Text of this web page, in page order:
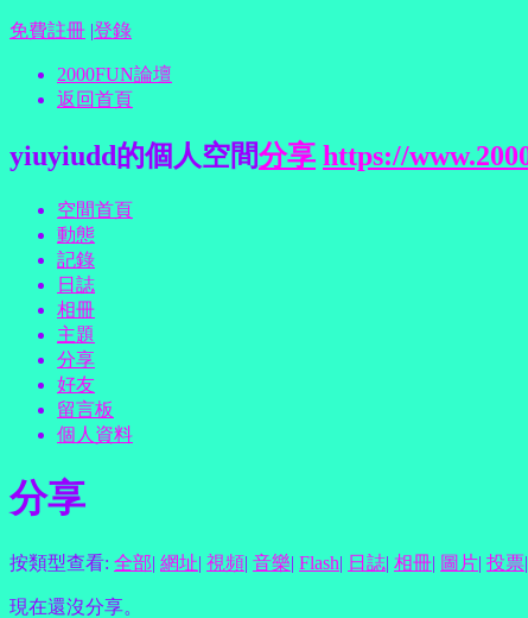
免費註冊 |登錄
2000FUN論壇
返回首頁
yiuyiudd的個人空間分享 https://
空間首頁
動態
記錄
日誌
相冊
主題
分享
好友
留言板
個人資料
分享
按類型查看: 全部| 網址| 視頻| 音樂| Flash| 日誌| 相冊| 圖片| 投票|
現在還沒分享。